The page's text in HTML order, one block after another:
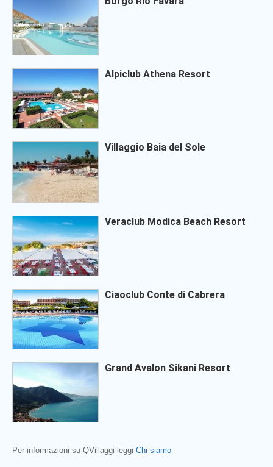
Alpiclub Athena Resort
Villaggio Baia del Sole
Veraclub Modica Beach Resort
Ciaoclub Conte di Cabrera
Grand Avalon Sikani Resort
Per informazioni su QVillaggi leggi Chi siamo